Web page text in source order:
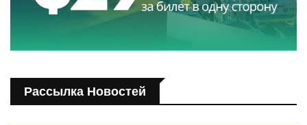
Рассылка Новостей